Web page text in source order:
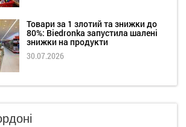
Товари за 1 злотий та знижки до
80%: Biedronka запустила шалені
знижки на продукти
30.07.2026